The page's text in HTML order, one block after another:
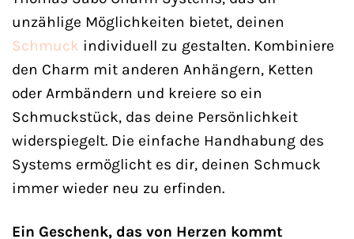
unzählige Möglichkeiten bietet, deinen
Schmuck individuell zu gestalten. Kombiniere
den Charm mit anderen Anhängern, Ketten
oder Armbändern und kreiere so ein
Schmuckstück, das deine Persönlichkeit
widerspiegelt. Die einfache Handhabung des
Systems ermöglicht es dir, deinen Schmuck
immer wieder neu zu erfinden.
Ein Geschenk, das von Herzen kommt